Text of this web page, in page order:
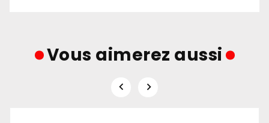
Vous aimerez aussi
 